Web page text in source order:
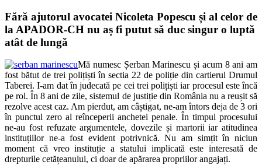
Fără ajutorul avocatei Nicoleta Popescu și al celor de
la APADOR-CH nu aș fi putut să duc singur o luptă
atât de lungă
Mă numesc Șerban Marinescu și acum 8 ani am
fost bătut de trei polițiști în sectia 22 de poliție din cartierul Drumul
Taberei. I-am dat în judecată pe cei trei polițiști iar procesul este încă
pe rol. În 8 ani de zile, sistemul de justiție din România nu a reușit să
rezolve acest caz. Am pierdut, am câștigat, ne-am întors deja de 3 ori
în punctul zero al reînceperii anchetei penale. În timpul procesului
ne-au fost refuzate argumentele, dovezile și martorii iar atitudinea
instituțiilor ne-a fost evident potrivnică. Nu am simțit în niciun
moment că vreo instituție a statului implicată este interesată de
drepturile cetățeanului, ci doar de apărarea propriilor angajați.